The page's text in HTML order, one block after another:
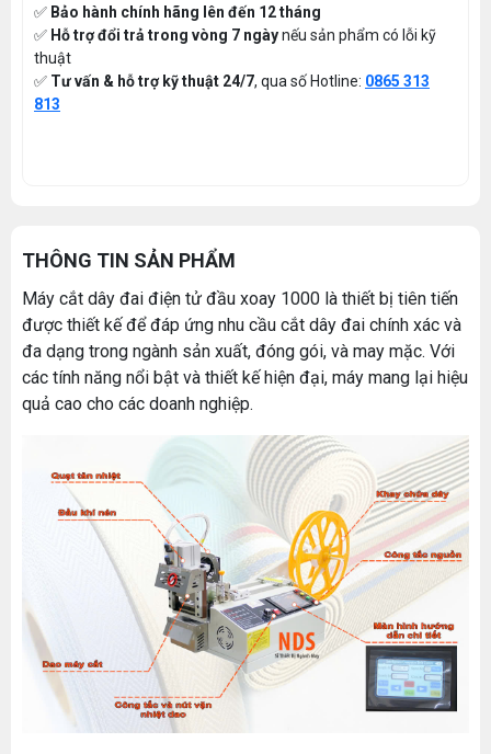
✅ Bảo hành chính hãng lên đến 12 tháng
✅ Hỗ trợ đổi trả trong vòng 7 ngàynếu sản phẩm có lỗi kỹ
thuật
✅ Tư vấn & hỗ trợ kỹ thuật 24/7, qua số Hotline: 0865 313
813
THÔNG TIN SẢN PHẨM
Máy cắt dây đai điện tử đầu xoay 1000 là thiết bị tiên tiến
được thiết kế để đáp ứng nhu cầu cắt dây đai chính xác và
đa dạng trong ngành sản xuất, đóng gói, và may mặc. Với
các tính năng nổi bật và thiết kế hiện đại, máy mang lại hiệu
quả cao cho các doanh nghiệp.